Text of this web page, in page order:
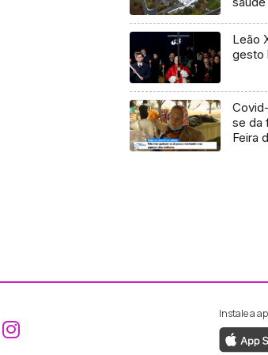
Leão
gesto
se da
Feira
Aceder ao Facebook da RTP
Aceder ao Instagram da
Instale a